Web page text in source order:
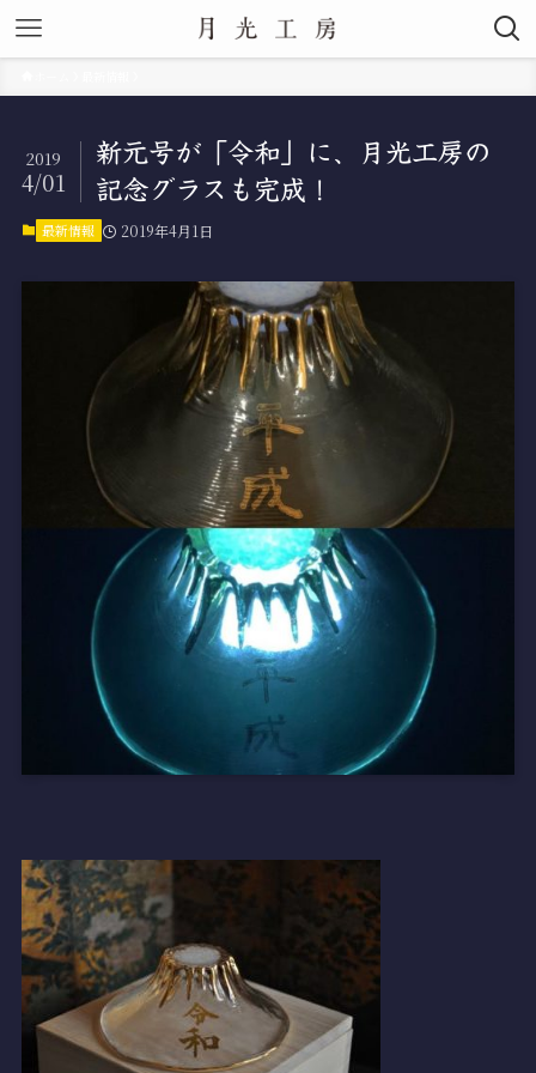
新元号が「令和」に、月光工房の
記念グラスも完成！
2019
4/01
最新情報 2019年4月1日